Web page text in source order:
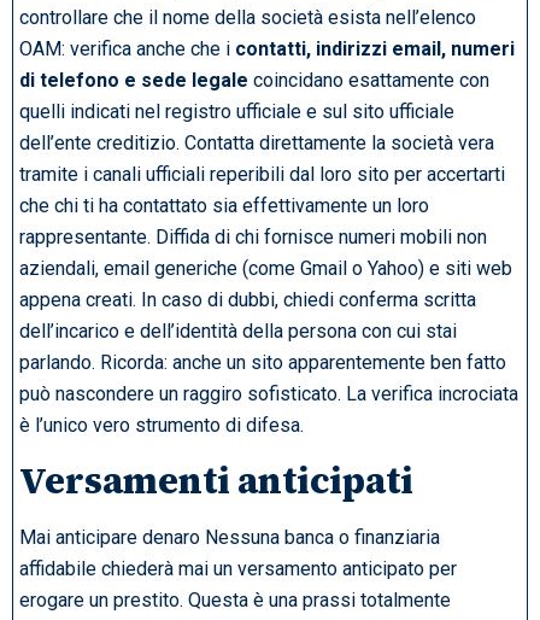
controllare che il nome della società esista nell’elenco
OAM: verifica anche che i contatti, indirizzi email, numeri
di telefono e sede legale coincidano esattamente con
quelli indicati nel registro ufficiale e sul sito ufficiale
dell’ente creditizio. Contatta direttamente la società vera
tramite i canali ufficiali reperibili dal loro sito per accertarti
che chi ti ha contattato sia effettivamente un loro
rappresentante. Diffida di chi fornisce numeri mobili non
aziendali, email generiche (come Gmail o Yahoo) e siti web
appena creati. In caso di dubbi, chiedi conferma scritta
dell’incarico e dell’identità della persona con cui stai
parlando. Ricorda: anche un sito apparentemente ben fatto
può nascondere un raggiro sofisticato. La verifica incrociata
è l’unico vero strumento di difesa.
Versamenti anticipati
Mai anticipare denaro Nessuna banca o finanziaria
affidabile chiederà mai un versamento anticipato per
erogare un prestito. Questa è una prassi totalmente